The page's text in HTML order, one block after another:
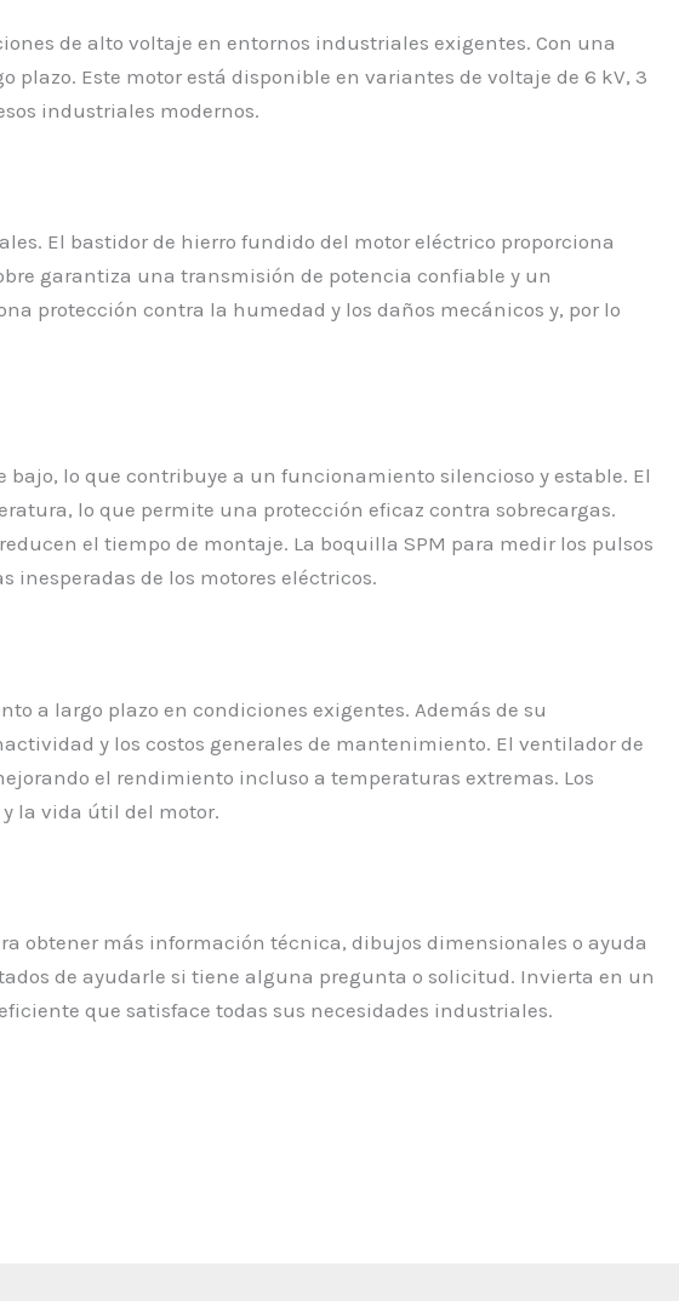
de alto voltaje en entornos industriales exigentes. Con una
Este motor está disponible en variantes de voltaje de 6 kV, 3
industriales modernos.
El bastidor de hierro fundido del motor eléctrico proporciona
garantiza una transmisión de potencia confiable y un
protección contra la humedad y los daños mecánicos y, por lo
bajo, lo que contribuye a un funcionamiento silencioso y estable. El
lo que permite una protección eficaz contra sobrecargas.
el tiempo de montaje. La boquilla SPM para medir los pulsos
inesperadas de los motores eléctricos.
a largo plazo en condiciones exigentes. Además de su
y los costos generales de mantenimiento. El ventilador de
el rendimiento incluso a temperaturas extremas. Los
la vida útil del motor.
obtener más información técnica, dibujos dimensionales o ayuda
de ayudarle si tiene alguna pregunta o solicitud. Invierta en un
que satisface todas sus necesidades industriales.